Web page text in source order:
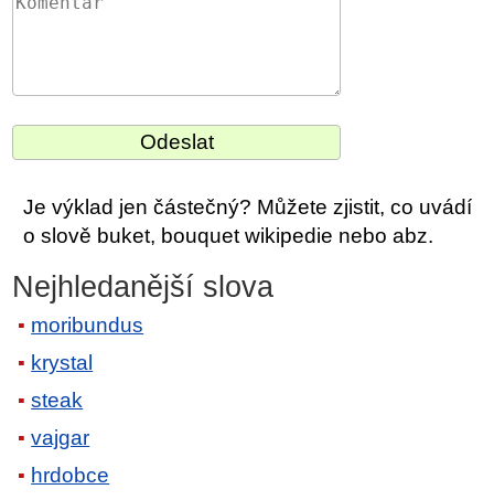
Je výklad jen částečný? Můžete zjistit, co uvádí
o slově buket, bouquet wikipedie nebo abz.
Nejhledanější slova
moribundus
krystal
steak
vajgar
hrdobce